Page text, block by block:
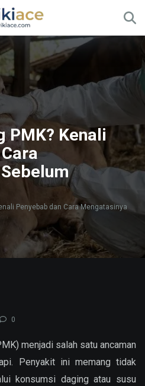
PMK? Kenali
Penyebab dan Cara Mengatasinya
0
menjadi salah satu ancaman
Penyakit ini memang tidak
konsumsi daging atau susu